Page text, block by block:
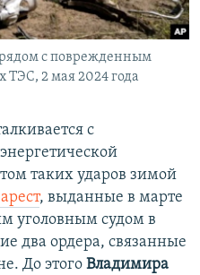
с поврежденным
ТЭС, 2 мая 2024 года
с
таких ударов зимой
, выданные в марте
уголовным судом в
два ордера, связанные
До этого Владимира